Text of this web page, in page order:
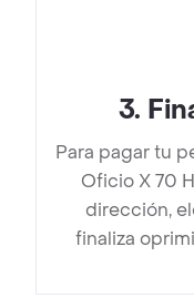
3.
Para pagar tu
Oficio X 70
dirección,
finaliza